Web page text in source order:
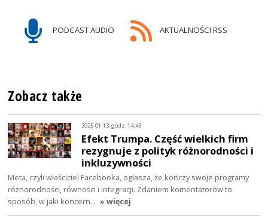
PODCAST AUDIO AKTUALNOŚCI RSS
Zobacz także
2025-01-13, godz. 14:43
Efekt Trumpa. Część wielkich firm
rezygnuje z polityk różnorodności i
inkluzywności
Meta, czyli właściciel Facebooka, ogłasza, że kończy swoje programy
różnorodności, równości i integracji. Zdaniem komentatorów to
sposób, w jaki koncern… » więcej